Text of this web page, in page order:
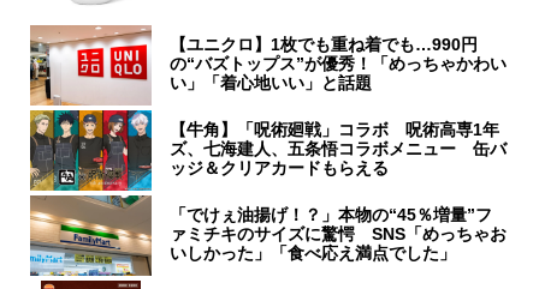
【ユニクロ】1枚でも重ね着でも…990円
の“バズトップス”が優秀！「めっちゃかわい
い」「着心地いい」と話題
【牛角】「呪術廻戦」コラボ 呪術高専1年
ズ、七海建人、五条悟コラボメニュー 缶バ
ッジ＆クリアカードもらえる
「でけぇ油揚げ！？」本物の“45％増量”フ
ァミチキのサイズに驚愕 SNS「めっちゃお
いしかった」「食べ応え満点でした」